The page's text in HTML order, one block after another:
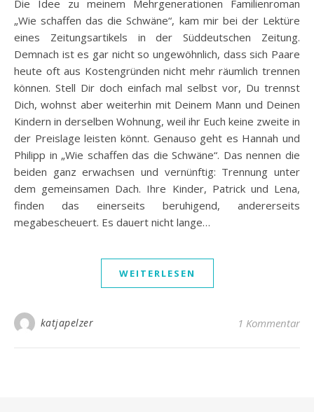
Die Idee zu meinem Mehrgenerationen Familienroman
„Wie schaffen das die Schwäne“, kam mir bei der Lektüre
eines Zeitungsartikels in der Süddeutschen Zeitung.
Demnach ist es gar nicht so ungewöhnlich, dass sich Paare
heute oft aus Kostengründen nicht mehr räumlich trennen
können. Stell Dir doch einfach mal selbst vor, Du trennst
Dich, wohnst aber weiterhin mit Deinem Mann und Deinen
Kindern in derselben Wohnung, weil ihr Euch keine zweite in
der Preislage leisten könnt. Genauso geht es Hannah und
Philipp in „Wie schaffen das die Schwäne“. Das nennen die
beiden ganz erwachsen und vernünftig: Trennung unter
dem gemeinsamen Dach. Ihre Kinder, Patrick und Lena,
finden das einerseits beruhigend, andererseits
megabescheuert. Es dauert nicht lange…
WEITERLESEN
katjapelzer 1 Kommentar